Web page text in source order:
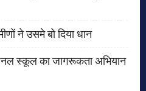
ने उसमे बो दिया धान
स्कूल का जागरूकता अभियान